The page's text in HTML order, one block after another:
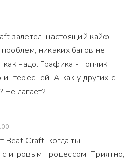
залетел, настоящий кайф!
никаких багов не
надо. Графика - топчик,
А как у других с
Не лагает?
Craft, когда ты
игровым процессом. Приятно,